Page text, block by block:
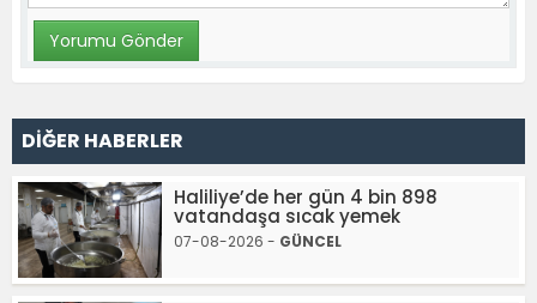
DİĞER HABERLER
Haliliye’de her gün 4 bin 898
vatandaşa sıcak yemek
07-08-2026 - GÜNCEL